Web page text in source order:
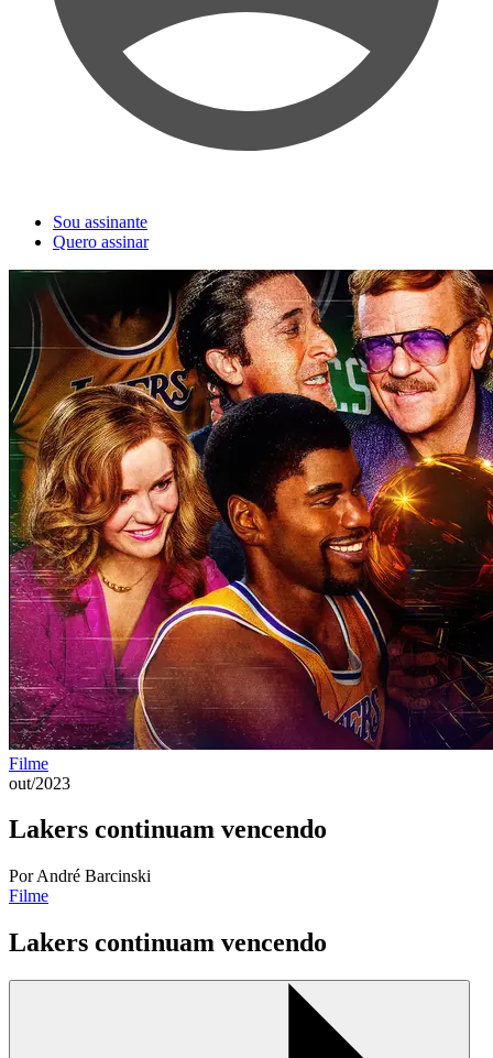
Sou assinante
Quero assinar
Filme
out/2023
Lakers continuam vencendo
Por André Barcinski
Filme
Lakers continuam vencendo